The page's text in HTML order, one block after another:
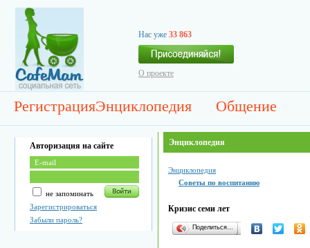
Нас уже 33 863
О проекте
РегистрацияЭнциклопедия Общение
Авторизация на сайте
не запоминать
Зарегистрироваться
Забыли пароль?
Энциклопедия
Энциклопедия
Советы по воспитанию
Кризис семи лет
Поделиться…